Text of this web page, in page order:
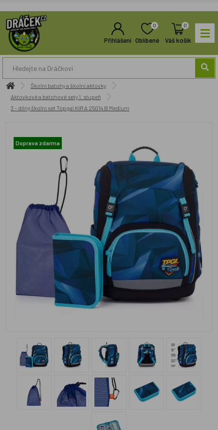
Přihlášení
0
Oblíbené
0
Váš košík
Školní batohy a školní aktovky
Aktovkové a batohové sety 1. stupeň
3 - dílný školní set Topgal KIRA 25014 B Medium
Doprava zdarma